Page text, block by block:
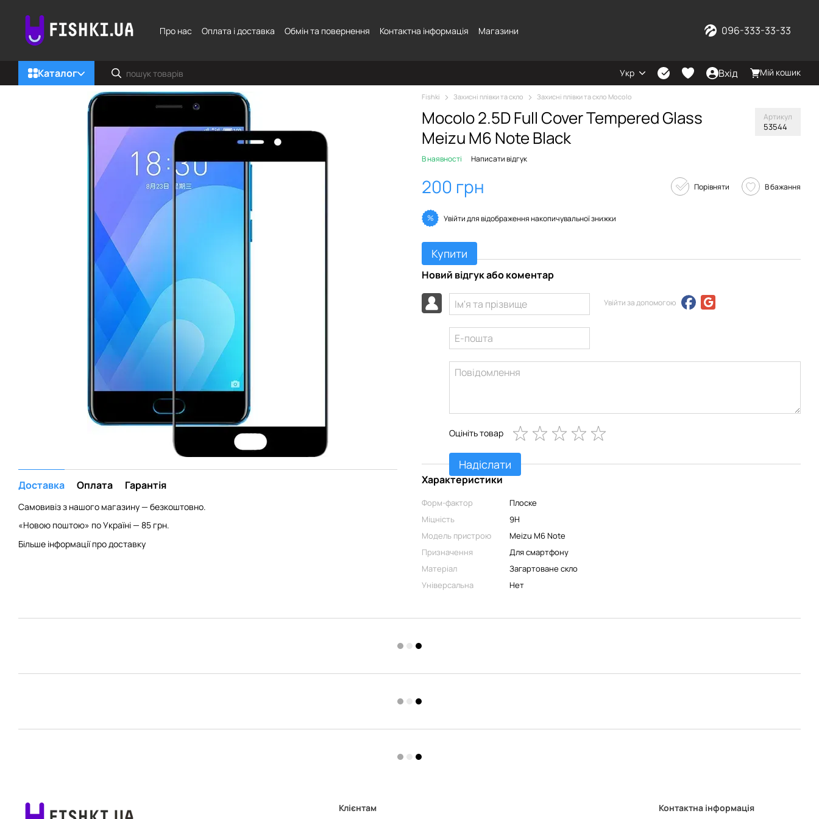
Про нас
Оплата і доставка Обмін та повернення Контактна інформація Магазини 096-333-33-33
Каталог Укр Вхід Мій кошик
Доставка Оплата Гарантія
Самовивіз з нашого магазину — безкоштовно.
«Новою поштою» по Україні — 85 грн.
Більше інформації про доставку
Fishki Захисні плівки та скло Захисні плівки та скло Mocolo
Mocolo 2.5D Full Cover Tempered Glass
Meizu M6 Note Black
Артикул
53544
В наявності Написати відгук
200 грн Порівняти В бажання
% Увійтидля відображення накопичувальної знижки
Купити
Новий відгук або коментар
Увійти за допомогою
Оцініть товар
Надіслати
Характеристики
Форм-фактор
Плоске
Міцність
9H
Модель пристрою
Meizu M6 Note
Призначення
Для смартфону
Матеріал
Загартоване скло
Універсальна
Нет
Клієнтам Контактна інформація